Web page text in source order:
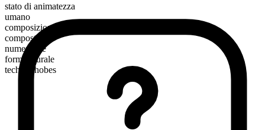
stato di animatezza
umano
composizione morfologica
composto
numerabile
forma plurale
technophobes